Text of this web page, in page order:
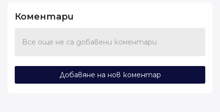
Коментари
Все още не са добавени коментари
Добавяне на нов коментар